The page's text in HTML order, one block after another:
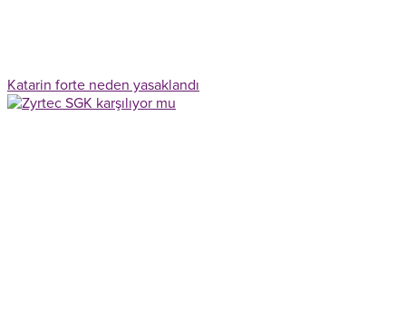
Katarin forte neden yasaklandı